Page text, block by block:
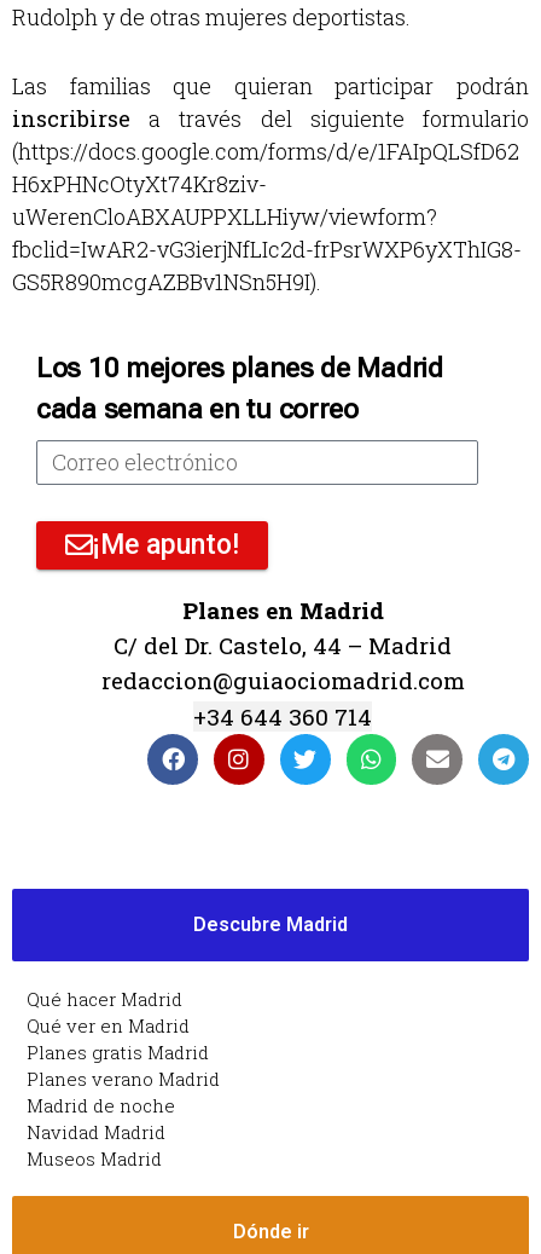
Rudolph y de otras mujeres deportistas.
Las familias que quieran participar podrán
inscribirse a través del siguiente formulario
(https://docs.google.com/forms/d/e/1FAIpQLSfD62
H6xPHNcOtyXt74Kr8ziv-
uWerenCloABXAUPPXLLHiyw/viewform?
fbclid=IwAR2-vG3ierjNfLIc2d-frPsrWXP6yXThIG8-
GS5R890mcgAZBBv1NSn5H9I).
Los 10 mejores planes de Madrid
cada semana en tu correo
¡Me apunto!
Planes en Madrid
C/ del Dr. Castelo, 44 – Madrid
redaccion@guiaociomadrid.com
+34 644 360 714
Descubre Madrid
Qué hacer Madrid
Qué ver en Madrid
Planes gratis Madrid
Planes verano Madrid
Madrid de noche
Navidad Madrid
Museos Madrid
Dónde ir